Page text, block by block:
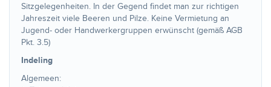
Sitzgelegenheiten. In der Gegend findet man zur richtigen
Jahreszeit viele Beeren und Pilze. Keine Vermietung an
Jugend- oder Handwerkergruppen erwünscht (gemäß AGB
Pkt. 3.5)
Indeling
Algemeen: